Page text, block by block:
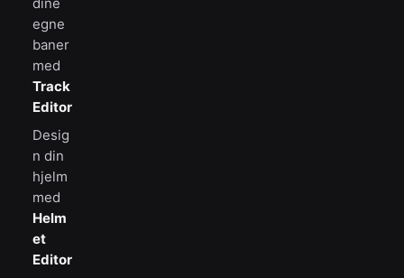
egne
baner
med
Track
Editor
Desig
n din
hjelm
med
Helm
et
Editor